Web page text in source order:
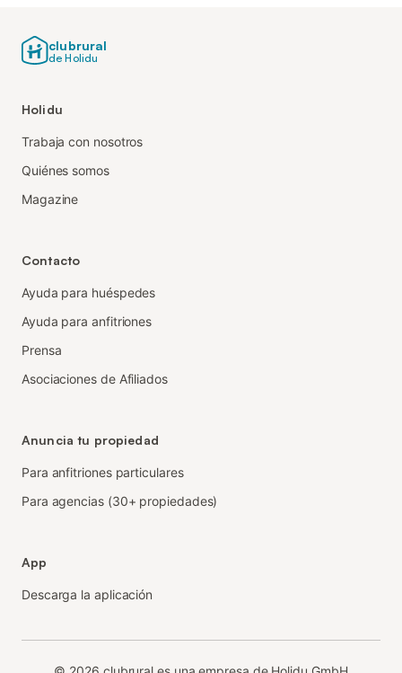
clubrural
de Holidu
Holidu
Trabaja con nosotros
Quiénes somos
Magazine
Contacto
Ayuda para huéspedes
Ayuda para anfitriones
Prensa
Asociaciones de Afiliados
Anuncia tu propiedad
Para anfitriones particulares
Para agencias (30+ propiedades)
App
Descarga la aplicación